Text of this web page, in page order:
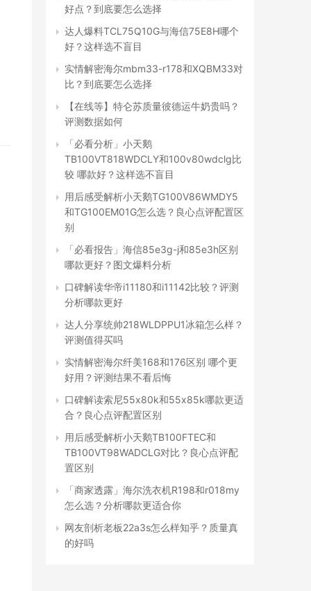
好点？到底要怎么选择
达人爆料TCL75Q10G与海信75E8H哪个
好？这样选不盲目
实情解密海尔mbm33-r178和XQBM33对
比？到底要怎么选择
【在线等】特仑苏质量彼德运牛奶贵吗？
评测数据如何
「必看分析」小天鹅
TB100VT818WDCLY和100v80wdclg比
较 哪款好？这样选不盲目
用后感受解析小天鹅TG100V86WMDY5
和TG100EM01G怎么选？良心点评配置区
别
「必看报告」海信85e3g-j和85e3h区别
哪款更好？图文爆料分析
口碑解读华帝i11180和i11142比较？评测
分析哪款更好
达人分享统帅218WLDPPU1冰箱怎么样？
评测值得买吗
实情解密海尔纤美168和176区别 哪个更
好用？评测结果不看后悔
口碑解读索尼55x80k和55x85k哪款更适
合？良心点评配置区别
用后感受解析小天鹅TB100FTEC和
TB100VT98WADCLG对比？良心点评配
置区别
「商家透露」海尔洗衣机R198和r018my
怎么选？分析哪款更适合你
网友剖析老板22a3s怎么样知乎？质量真
的好吗